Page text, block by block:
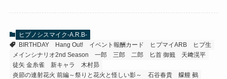
ヒプノシスマイク-A.R.B-
BIRTHDAY
Hang Out! イベント報酬カード ヒプマイARB
ヒプ生
メインシナリオ2nd Season
一郎 三郎 二郎 匕首 御籤
天﨑滉平
徒矢 金糸雀
新キャラ
木村昴
炎節の連射花火 前編～祭りと花火と怪しい影～
石谷春貴 艨艟 鵺